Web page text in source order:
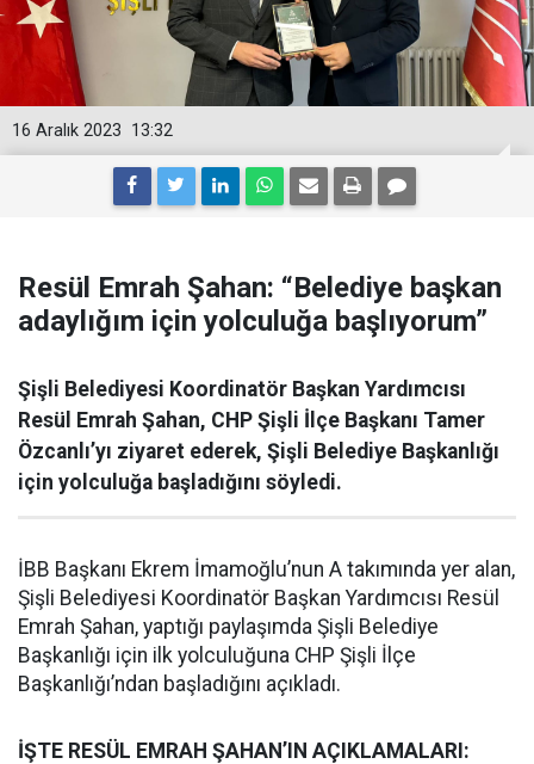
13:32
16 Aralık 2023
Resül Emrah Şahan: “Belediye başkan
adaylığım için yolculuğa başlıyorum”
Şişli Belediyesi Koordinatör Başkan Yardımcısı
Resül Emrah Şahan, CHP Şişli İlçe Başkanı Tamer
Özcanlı’yı ziyaret ederek, Şişli Belediye Başkanlığı
için yolculuğa başladığını söyledi.
İBB Başkanı Ekrem İmamoğlu’nun A takımında yer alan,
Şişli Belediyesi Koordinatör Başkan Yardımcısı Resül
Emrah Şahan, yaptığı paylaşımda Şişli Belediye
Başkanlığı için ilk yolculuğuna CHP Şişli İlçe
Başkanlığı’ndan başladığını açıkladı.
İŞTE RESÜL EMRAH ŞAHAN’IN AÇIKLAMALARI: